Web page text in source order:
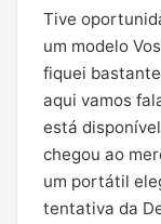
Tive
um modelo
fiquei
aqui vamos
está
chegou ao
um portátil
tentativa da